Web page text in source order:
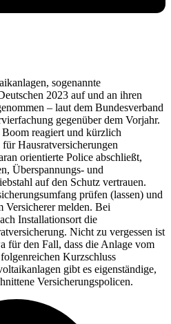
sogenannte
2023 auf und an ihren
– laut dem Bundesverband
gegenüber dem Vorjahr.
reagiert und kürzlich
Hausratversicherungen
orientierte Police abschließt,
Überspannungs- und
auf den Schutz vertrauen.
prüfen (lassen) und
Versicherer melden. Bei
Installationsort die
Nicht zu vergessen ist
für den Fall, dass die Anlage vom
Kurzschluss
gibt es eigenständige,
Versicherungspolicen.